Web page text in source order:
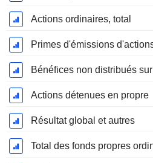
Actions ordinaires, total
Primes d'émissions
Bénéfices non distribués
Actions détenues en propre
Résultat global et autres
Total des fonds propres